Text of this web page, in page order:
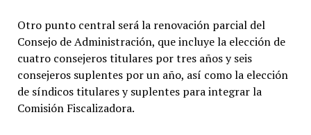
Otro punto central será la renovación parcial del
Consejo de Administración, que incluye la elección de
cuatro consejeros titulares por tres años y seis
consejeros suplentes por un año, así como la elección
de síndicos titulares y suplentes para integrar la
Comisión Fiscalizadora.